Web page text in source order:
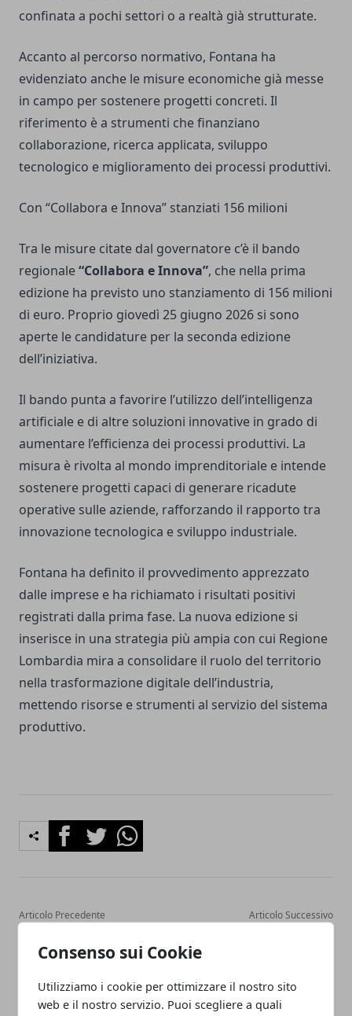
Consenso sui Cookie
Utilizziamo i cookie per ottimizzare il nostro sito
web e il nostro servizio. Puoi scegliere a quali
confinata a pochi settori o a realtà già strutturate.
Accanto al percorso normativo, Fontana ha
evidenziato anche le misure economiche già messe
in campo per sostenere progetti concreti. Il
riferimento è a strumenti che finanziano
collaborazione, ricerca applicata, sviluppo
tecnologico e miglioramento dei processi produttivi.
Con “Collabora e Innova” stanziati 156 milioni
Tra le misure citate dal governatore c’è il bando
regionale“Collabora e Innova”, che nella prima
edizione ha previsto uno stanziamento di 156 milioni
di euro. Proprio giovedì 25 giugno 2026 si sono
aperte le candidature per la seconda edizione
dell’iniziativa.
Il bando punta a favorire l’utilizzo dell’intelligenza
artificiale e di altre soluzioni innovative in grado di
aumentare l’efficienza dei processi produttivi. La
misura è rivolta al mondo imprenditoriale e intende
sostenere progetti capaci di generare ricadute
operative sulle aziende, rafforzando il rapporto tra
innovazione tecnologica e sviluppo industriale.
Fontana ha definito il provvedimento apprezzato
dalle imprese e ha richiamato i risultati positivi
registrati dalla prima fase. La nuova edizione si
inserisce in una strategia più ampia con cui Regione
Lombardia mira a consolidare il ruolo del territorio
nella trasformazione digitale dell’industria,
mettendo risorse e strumenti al servizio del sistema
produttivo.
FacebookTwitterWhatsapp
Articolo Precedente
maestri di sci diplomati
Articolo Successivo